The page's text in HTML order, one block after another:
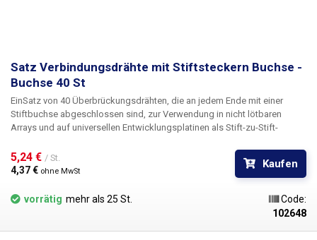
Satz Verbindungsdrähte mit Stiftsteckern Buchse -
Buchse 40 St
EinSatz von 40 Überbrückungsdrähten, die an jedem Ende mit einer
Stiftbuchse abgeschlossen sind, zur Verwendung in nicht lötbaren
Arrays und auf universellen Entwicklungsplatinen als Stift-zu-Stift-
Stück geliefert, aus der sie in der gewünschten Menge einzeln oder z.B.
in einem Bündel von mehreren Drähten herausgetrennt werden. Jedes
Armband enthält 10 Farben in vier Serien. Einfache Handhabung.
Empfohlen für alle nicht lötbaren Felder und Universalleiterplatten in
5,24 € / St.
4,37 € ohne MwSt
Kaufen
vorrätig mehr als 25 St.
Code:
102648